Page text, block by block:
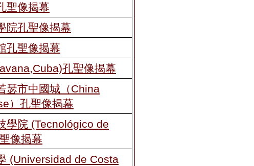
聖像揭幕
院孔聖像揭幕
孔聖像揭幕
孔聖像揭幕
瑟市中國城（China
）孔聖像揭幕
學院 (Tecnológico de
像揭幕
(Universidad de Costa